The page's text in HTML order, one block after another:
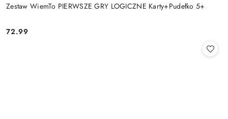
Zestaw WiemTo PIERWSZE GRY LOGICZNE Karty+Pudełko 5+
Cena:
72.99